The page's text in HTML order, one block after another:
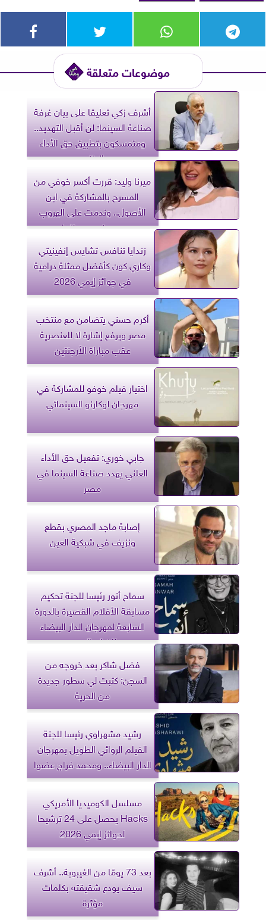
موضوعات متعلقة
أشرف زكي تعليقا على بيان غرفة
صناعة السينما: لن أقبل التهديد..
ومتمسكون بتطبيق حق الأداء
العلني
ميرنا وليد: قررت أكسر خوفي من
المسرح بالمشاركة في ابن
الأصول.. وندمت على الهروب
من مخرجين عظماء
زندايا تنافس تشايس إنفينيتي
وكاري كون كأفضل ممثلة درامية
في جوائز إيمي 2026
أكرم حسني يتضامن مع منتخب
مصر ويرفع إشارة لا للعنصرية
عقب مباراة الأرجنتين
اختيار فيلم خوفو للمشاركة في
مهرجان لوكارنو السينمائي
جابي خوري: تفعيل حق الأداء
العلني يهدد صناعة السينما في
مصر
إصابة ماجد المصري بقطع
ونزيف في شبكية العين
سماح أنور رئيسا للجنة تحكيم
مسابقة الأفلام القصيرة بالدورة
السابعة لمهرجان الدار البيضاء
للفيلم العربي
فضل شاكر بعد خروجه من
السجن: كتبت لي سطور جديدة
من الحرية
رشيد مشهراوي رئيسا للجنة
الفيلم الروائي الطويل بمهرجان
الدار البيضاء.. ومحمد فراج عضوا
مسلسل الكوميديا الأمريكي
Hacks يحصل على 24 ترشيحا
لجوائز إيمي 2026
بعد 73 يومًا من الغيبوبة.. أشرف
سيف يودع شقيقته بكلمات
مؤثرة